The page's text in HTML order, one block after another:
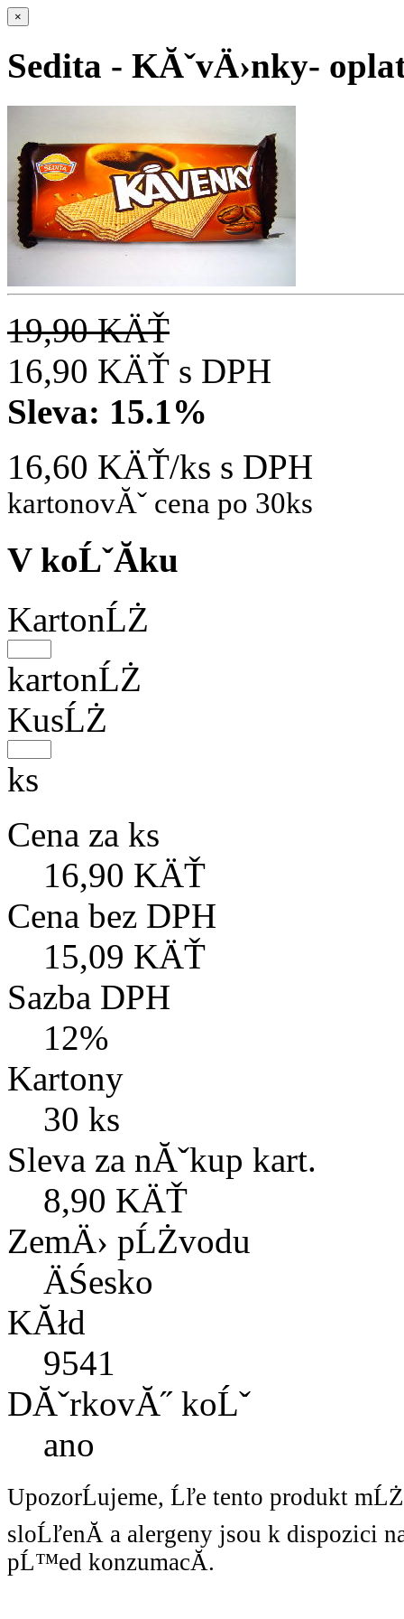
×
Sedita - KĂˇvÄ›nky-
19,90 KÄŤ
16,90 KÄŤ s DPH
Sleva: 15.1%
16,60 KÄŤ/ks s DPH
kartonovĂˇ cena po 30ks
V koĹˇĂ­ku
KartonĹŻ
kartonĹŻ
KusĹŻ
ks
Cena za ks
16,90 KÄŤ
Cena bez DPH
15,09 KÄŤ
Sazba DPH
12%
Kartony
30 ks
Sleva za nĂˇkup kart.
8,90 KÄŤ
ZemÄ› pĹŻvodu
ÄŚesko
KĂłd
9541
DĂˇrkovĂ˝ koĹˇ
ano
UpozorĹujeme, Ĺľe tento produkt
sloĹľenĂ­ a alergeny jsou k dispozici
pĹ™ed konzumacĂ­.